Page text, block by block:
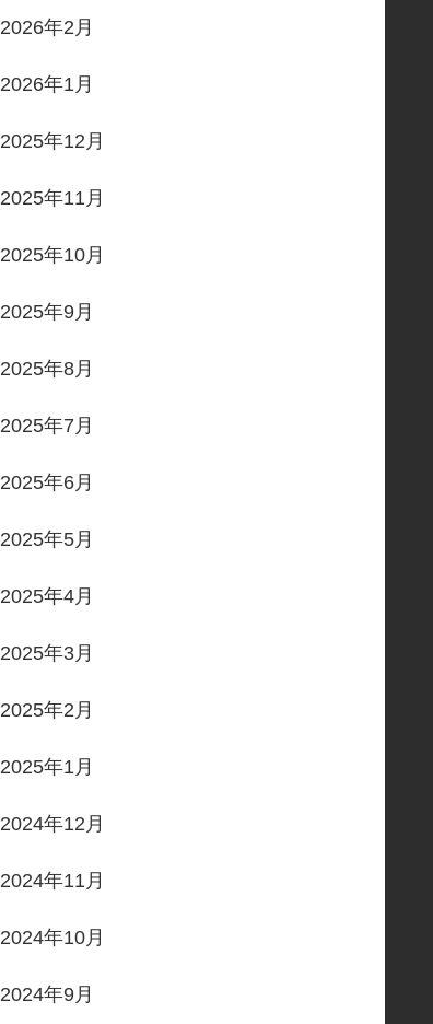
2026年2月
2026年1月
2025年12月
2025年11月
2025年10月
2025年9月
2025年8月
2025年7月
2025年6月
2025年5月
2025年4月
2025年3月
2025年2月
2025年1月
2024年12月
2024年11月
2024年10月
2024年9月